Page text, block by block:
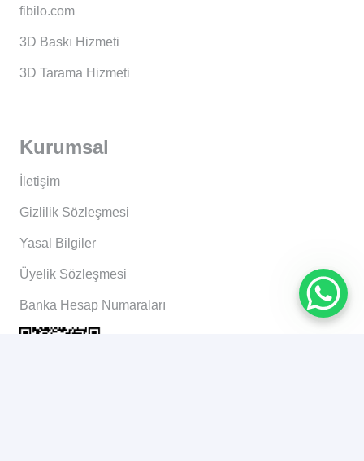
fibilo.com
3D Baskı Hizmeti
3D Tarama Hizmeti
Kurumsal
İletişim
Gizlilik Sözleşmesi
Yasal Bilgiler
Üyelik Sözleşmesi
Banka Hesap Numaraları